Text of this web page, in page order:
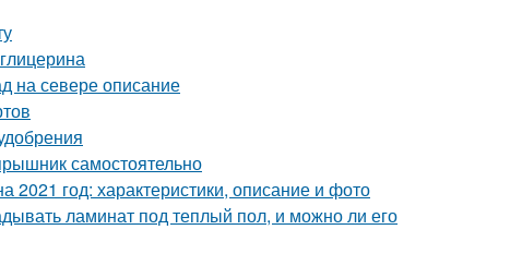
на севере описание
самостоятельно
2021 год: характеристики, описание и фото
ламинат под теплый пол, и можно ли его